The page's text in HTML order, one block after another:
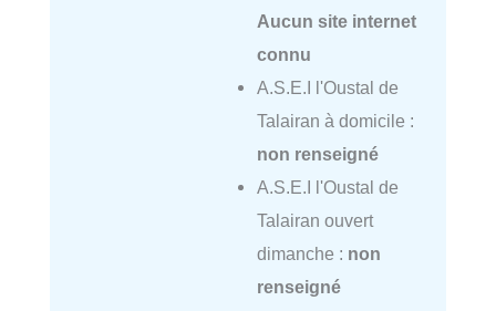
Aucun site internet
connu
A.S.E.I l'Oustal de
Talairan à domicile :
non renseigné
A.S.E.I l'Oustal de
Talairan ouvert
dimanche : non
renseigné